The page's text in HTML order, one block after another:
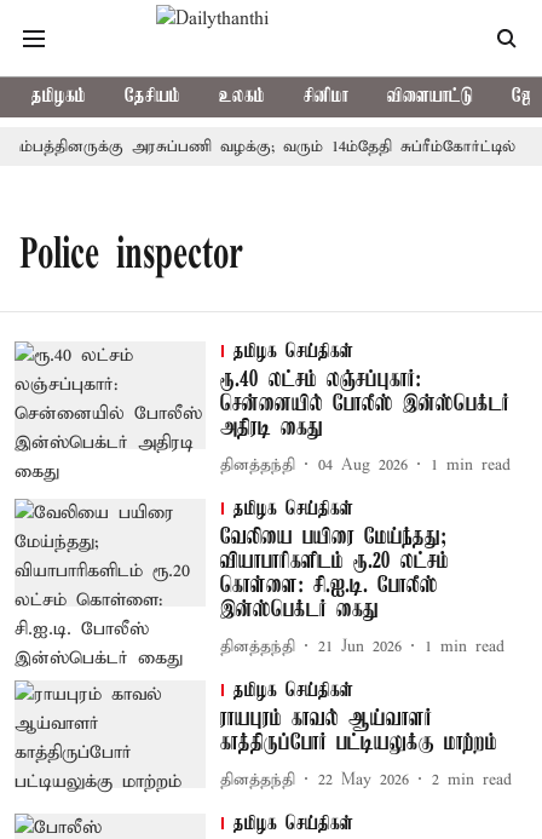
தமிழகம் தேசியம் உலகம் சினிமா விளையாட்டு
அரசுப்பணி வழக்கு; வரும் 14ம்தேதி சுப்ரீம்கோர்ட்டில்
Police inspector
தமிழக செய்திகள்
ரூ.40 லட்சம் லஞ்சப்புகார்:
சென்னையில் போலீஸ் இன்ஸ்பெக்டர்
அதிரடி கைது
தினத்தந்தி 04 Aug 2026 1 min read
தமிழக செய்திகள்
வேலியை பயிரை மேய்ந்தது;
வியாபாரிகளிடம் ரூ.20 லட்சம்
கொள்ளை: சி.ஐ.டி. போலீஸ்
இன்ஸ்பெக்டர் கைது
தினத்தந்தி 21 Jun 2026 1 min read
தமிழக செய்திகள்
ராயபுரம் காவல் ஆய்வாளர்
காத்திருப்போர் பட்டியலுக்கு மாற்றம்
தினத்தந்தி 22 May 2026 2 min read
தமிழக செய்திகள்